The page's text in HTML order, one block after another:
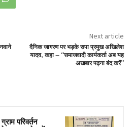
Next article
दैनिक जागरण पर भड़के सपा प्रमुख अखिलेश
यादव, कहा – “समाजवादी कार्यकर्ता अब यह
अखबार पढ़ना बंद करें”
परिवर्तन